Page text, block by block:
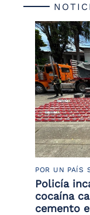
POR UN PAÍS
Policía
cocaína
cemento